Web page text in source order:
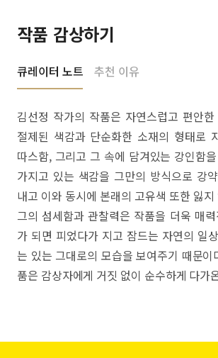
작품 감상하기
큐레이터 노트 추천 이유
김선정 작가의 작품은 자연스럽고 편안
절제된 색감과 단순화한 소재의 형태로
따스함, 그리고 그 속에 담겨있는 강인함
가지고 있는 색감을 그만의 방식으로 강
내고 이와 동시에 본래의 고유색 또한 잃
그의 섬세함과 관찰력은 작품을 더욱 매
가 되면 피었다가 지고 잠드는 자연의 일
는 있는 그대로의 모습을 보여주기 때문
품은 감상자에게 거짓 없이 순수하게 다가